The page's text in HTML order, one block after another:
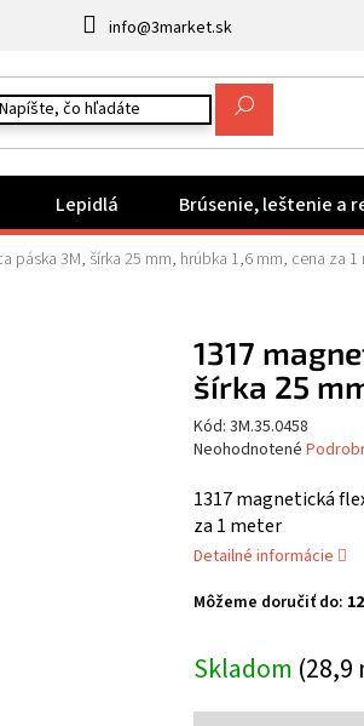
info@3market.sk
Lepidlá Brúsenie, leštenie a
páska 3M, šírka 25 mm, hrúbka 1,6 mm, cena za 1
Skladom (28,9
Môžeme doručiť do:
1317 magnetická
za 1 meter
Detailné informácie
1317
šírka 25
Kód: 3M.35.0458
Priemerné
produktu
je
z
hviezdičiek.
Neohodnotené